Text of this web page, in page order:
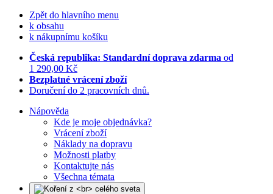
Zpět do hlavního menu
k obsahu
k nákupnímu košíku
Česká republika: Standardní doprava zdarma od
1 290,00 Kč
Bezplatné vrácení zboží
Doručení do 2 pracovních dnů.
Nápověda
Kde je moje objednávka?
Vrácení zboží
Náklady na dopravu
Možnosti platby
Kontaktujte nás
Všechna témata